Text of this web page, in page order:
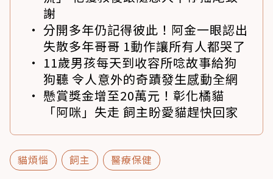
謝
分開多年仍記得彼此！阿金一眼認出
失散多年哥哥 1動作讓所有人都哭了
11歲男孩每天到收容所唸故事給狗
狗聽 令人意外的奇蹟發生感動全網
懸賞獎金增至20萬元！彰化橘貓
「阿咪」失走 飼主盼愛貓趕快回家
貓煩惱 飼主 醫療保健